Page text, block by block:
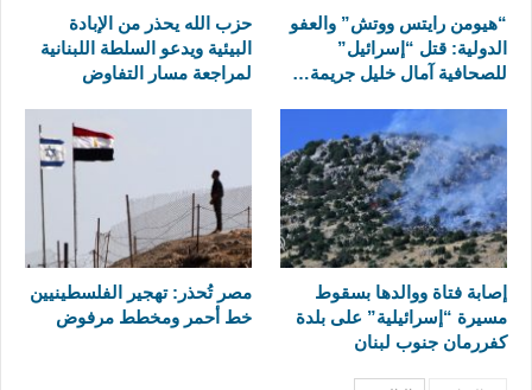
“هيومن رايتس ووتش” والعفو
الدولية: قتل “إسرائيل”
للصحافية آمال خليل جريمة…
حزب الله يحذر من الإبادة
البيئية ويدعو السلطة اللبنانية
لمراجعة مسار التفاوض
إصابة فتاة ووالدها بسقوط
مسيرة “إسرائيلية” على بلدة
كفررمان جنوب لبنان
مصر تُحذر: تهجير الفلسطينيين
خط أحمر ومخطط مرفوض